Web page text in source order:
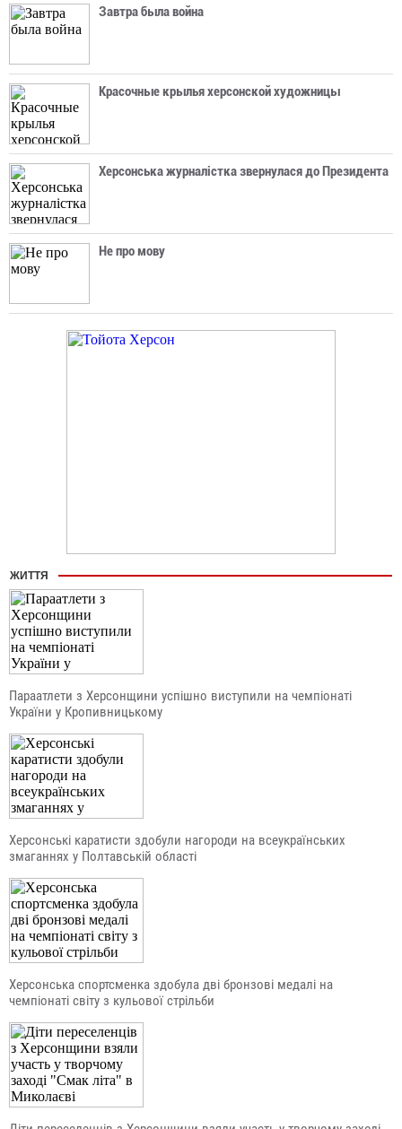
Завтра была война
Красочные крылья херсонской художницы
Херсонська журналістка звернулася до Президента
Не про мову
ЖИТТЯ
Параатлети з Херсонщини успішно виступили на чемпіонаті
України у Кропивницькому
Херсонські каратисти здобули нагороди на всеукраїнських
змаганнях у Полтавській області
Херсонська спортсменка здобула дві бронзові медалі на
чемпіонаті світу з кульової стрільби